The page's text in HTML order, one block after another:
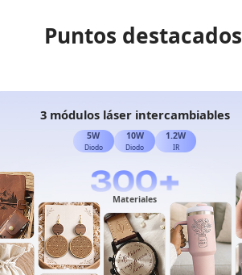
Puntos destacados
3 módulos láser intercambiables
5W
Diodo
10W
Diodo
1.2W
IR
Materiales